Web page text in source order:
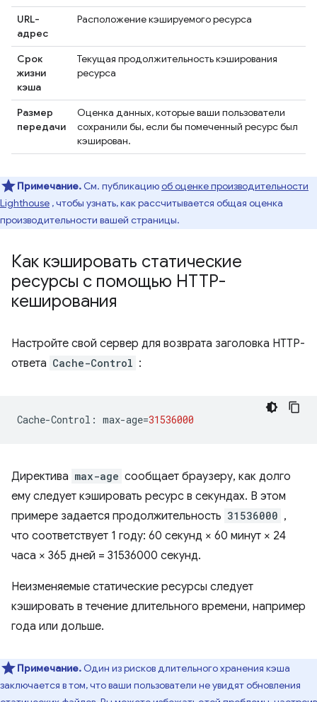
URL-
адрес
Расположение кэшируемого ресурса
Срок
жизни
кэша
Текущая продолжительность кэширования
ресурса
Размер
передачи
Оценка данных, которые ваши пользователи
сохранили бы, если бы помеченный ресурс был
кэширован.
Примечание. См. публикациюоб оценке производительности
Lighthouse , чтобы узнать, как рассчитывается общая оценка
производительности вашей страницы.
Как кэшировать статические
ресурсы с помощью HTTP-
кеширования
Настройте свой сервер для возврата заголовка HTTP-
ответа Cache-Control :
Cache-Control : max-age=31536000
Директива max-age сообщает браузеру, как долго
ему следует кэшировать ресурс в секундах. В этом
примере задается продолжительность 31536000 ,
что соответствует 1 году: 60 секунд × 60 минут × 24
часа × 365 дней = 31536000 секунд.
Неизменяемые статические ресурсы следует
кэшировать в течение длительного времени, например
года или дольше.
Примечание. Один из рисков длительного хранения кэша
заключается в том, что ваши пользователи не увидят обновления